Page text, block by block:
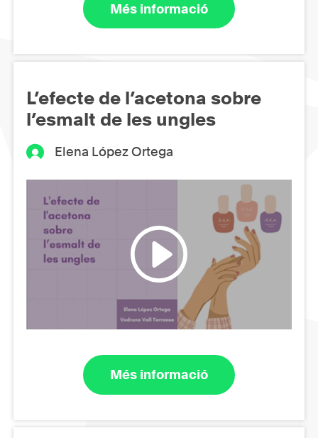
Més informació
L’efecte de l’acetona sobre
l’esmalt de les ungles
Elena López Ortega
Més informació